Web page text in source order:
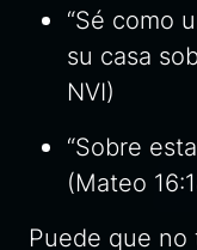
“Sé como
su casa
NVI)
“Sobre
(Mateo
Puede que